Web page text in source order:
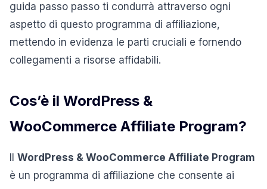
guida passo passo ti condurrà attraverso ogni
aspetto di questo programma di affiliazione,
mettendo in evidenza le parti cruciali e fornendo
collegamenti a risorse affidabili.
Cos’è il WordPress &
WooCommerce Affiliate Program?
WordPress & WooCommerce Affiliate Program
è un programma di affiliazione che consente ai